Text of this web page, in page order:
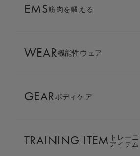
AMBASSADOR
SIXPAD APP
COLUMN
LARGE ORDER ⼤⼝
EMS筋肉を鍛える
WEAR機能性ウェア
GEARボディケア
TRAINING ITEM トレー
アイテム